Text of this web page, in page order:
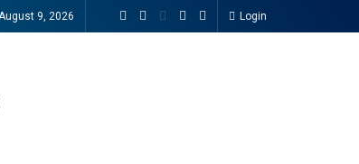
9, 2026 Login